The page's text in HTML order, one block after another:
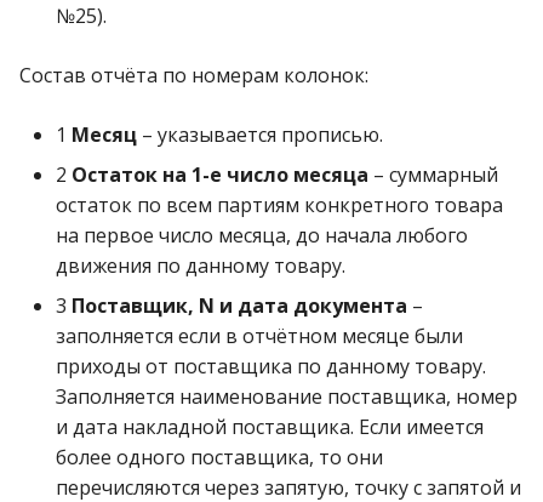
№25).
Состав отчёта по номерам колонок:
1 Месяц – указывается прописью.
2 Остаток на 1-е число месяца – суммарный
остаток по всем партиям конкретного товара
на первое число месяца, до начала любого
движения по данному товару.
3 Поставщик, N и дата документа –
заполняется если в отчётном месяце были
приходы от поставщика по данному товару.
Заполняется наименование поставщика, номер
и дата накладной поставщика. Если имеется
более одного поставщика, то они
перечисляются через запятую, точку с запятой и